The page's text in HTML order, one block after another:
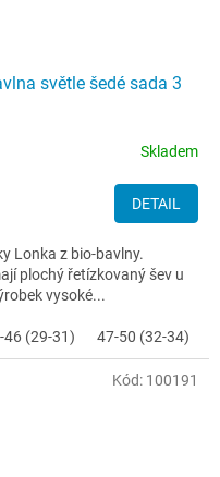
světle šedé sada 3
Skladem
DETAIL
Lonka z bio-bavlny.
plochý řetízkovaný šev u
vysoké...
46 (29-31) 47-50 (32-34)
Kód: 100191